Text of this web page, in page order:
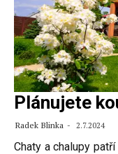
Plánujete
Radek Blinka 2.7.2024
Chaty a chalupy